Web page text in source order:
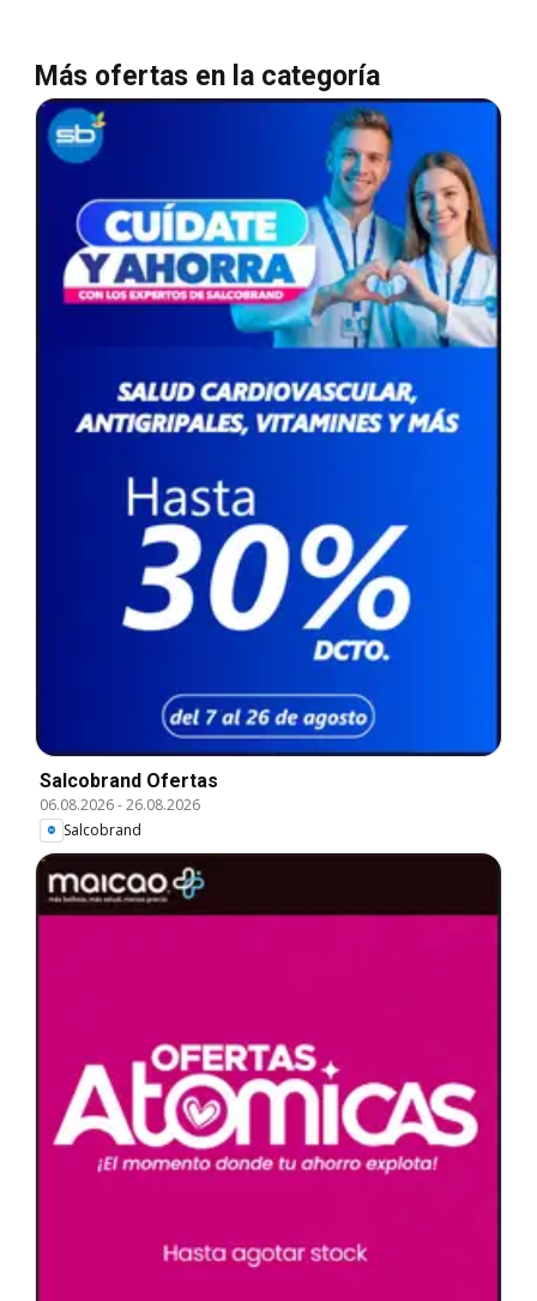
Más ofertas en la categoría
Salcobrand Ofertas
06.08.2026-26.08.2026
Salcobrand